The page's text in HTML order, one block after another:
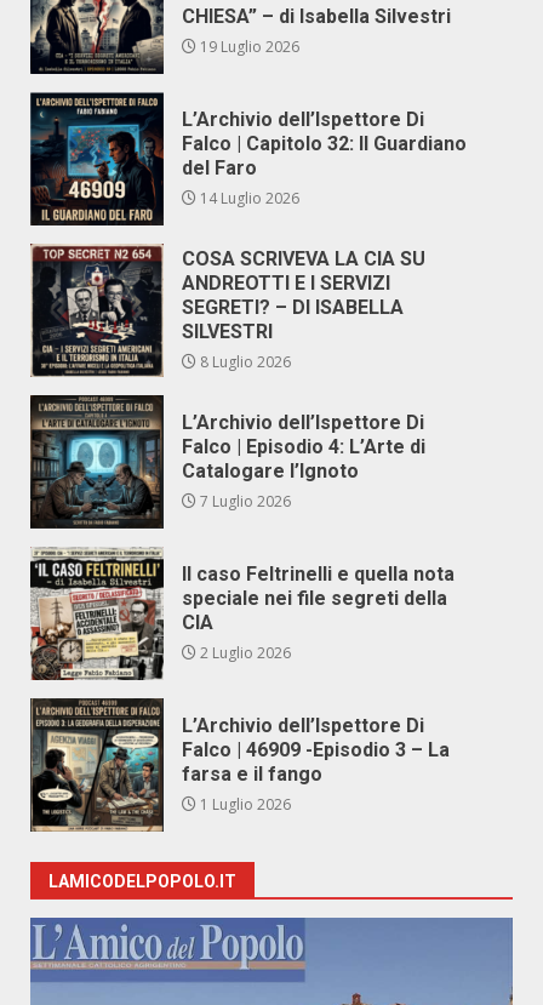
CHIESA” – di Isabella Silvestri
19 Luglio 2026
L’Archivio dell’Ispettore Di
Falco | Capitolo 32: Il Guardiano
del Faro
14 Luglio 2026
COSA SCRIVEVA LA CIA SU
ANDREOTTI E I SERVIZI
SEGRETI? – DI ISABELLA
SILVESTRI
8 Luglio 2026
L’Archivio dell’Ispettore Di
Falco | Episodio 4: L’Arte di
Catalogare l’Ignoto
7 Luglio 2026
Il caso Feltrinelli e quella nota
speciale nei file segreti della
CIA
2 Luglio 2026
L’Archivio dell’Ispettore Di
Falco | 46909 -Episodio 3 – La
farsa e il fango
1 Luglio 2026
LAMICODELPOPOLO.IT